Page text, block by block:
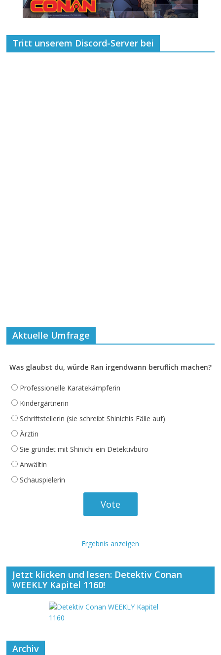
Tritt unserem Discord-Server bei
Aktuelle Umfrage
Was glaubst du, würde Ran irgendwann beruflich machen?
Professionelle Karatekämpferin
Kindergärtnerin
Schriftstellerin (sie schreibt Shinichis Fälle auf)
Ärztin
Sie gründet mit Shinichi ein Detektivbüro
Anwältin
Schauspielerin
Ergebnis anzeigen
Jetzt klicken und lesen: Detektiv Conan
WEEKLY Kapitel 1160!
Archiv